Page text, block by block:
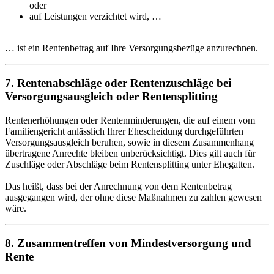
oder
auf Leistungen verzichtet wird, …
… ist ein Rentenbetrag auf Ihre Versorgungsbezüge anzurechnen.
7. Rentenabschläge oder Rentenzuschläge bei
Versorgungsausgleich oder Rentensplitting
Rentenerhöhungen oder Rentenminderungen, die auf einem vom
Familiengericht anlässlich Ihrer Ehescheidung durchgeführten
Versorgungsausgleich beruhen, sowie in diesem Zusammenhang
übertragene Anrechte bleiben unberücksichtigt. Dies gilt auch für
Zuschläge oder Abschläge beim Rentensplitting unter Ehegatten.
Das heißt, dass bei der Anrechnung von dem Rentenbetrag
ausgegangen wird, der ohne diese Maßnahmen zu zahlen gewesen
wäre.
8. Zusammentreffen von Mindestversorgung und
Rente